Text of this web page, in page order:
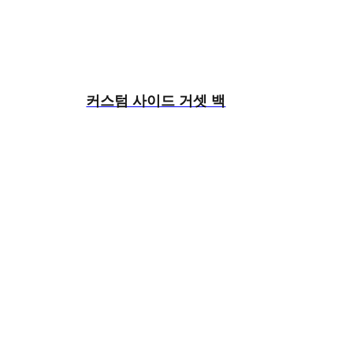
커스텀 사이드 거셋 백